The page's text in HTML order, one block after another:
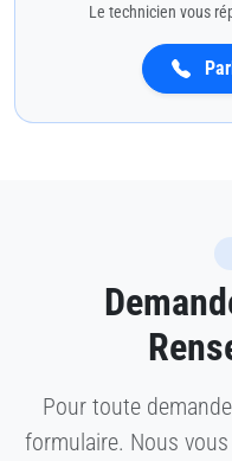
Le technicien vous
Pour toute
formulaire. Nous